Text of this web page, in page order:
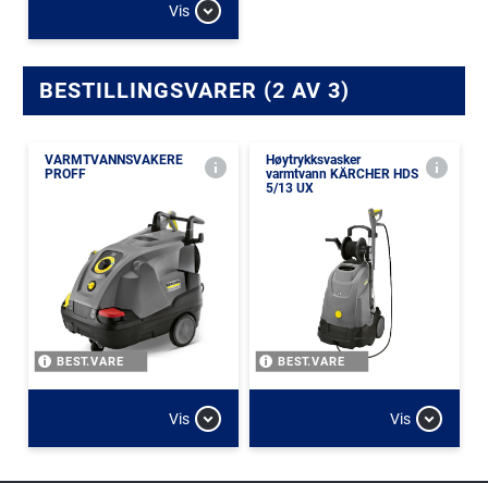
Vis
BESTILLINGSVARER (2 AV 3)
VARMTVANNSVAKERE
PROFF
BEST.VARE
Vis
Høytrykksvasker
varmtvann KÄRCHER HDS
5/13 UX
BEST.VARE
Vis